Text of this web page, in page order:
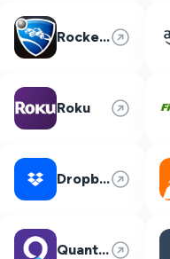
Rocket League
Roku
Dropbox
Quantum Fiber